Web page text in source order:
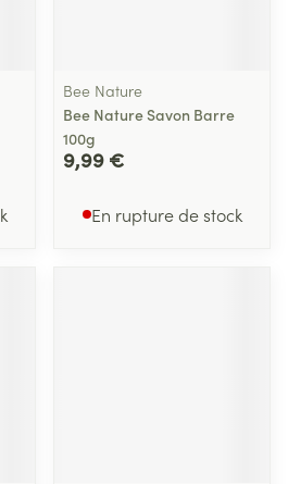
Bee Nature
Bee Nature Savon Barre
100g
9,99 €
En rupture de stock